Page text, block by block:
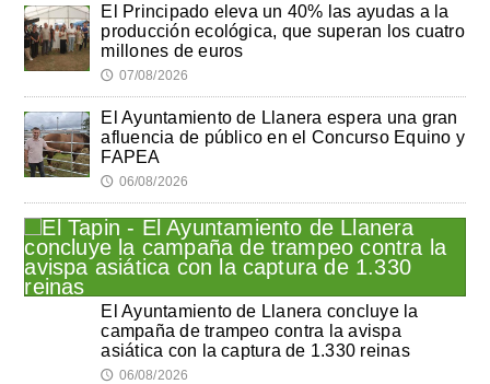
El Principado eleva un 40% las ayudas a la
producción ecológica, que superan los cuatro
millones de euros
🕔 07/08/2026
El Ayuntamiento de Llanera espera una gran
afluencia de público en el Concurso Equino y
FAPEA
🕔 06/08/2026
El Ayuntamiento de Llanera concluye la
campaña de trampeo contra la avispa
asiática con la captura de 1.330 reinas
🕔 06/08/2026